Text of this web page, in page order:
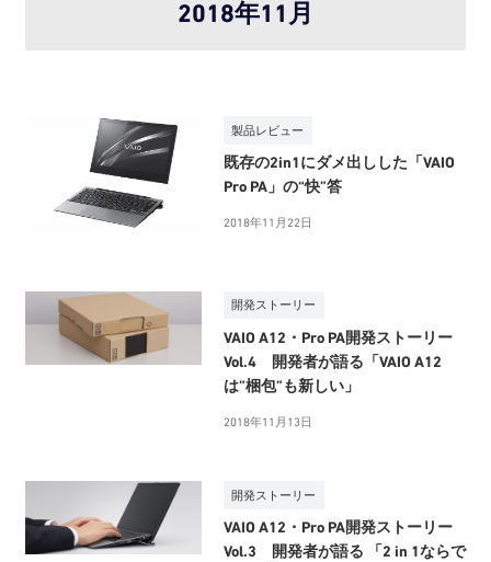
2018年11月
製品レビュー
既存の2in1にダメ出しした「VAIO
Pro PA」の“快”答
2018年11月22日
開発ストーリー
VAIO A12・Pro PA開発ストーリー
Vol.4 開発者が語る「VAIO A12
は”梱包”も新しい」
2018年11月13日
開発ストーリー
VAIO A12・Pro PA開発ストーリー
Vol.3 開発者が語る 「2 in 1ならで